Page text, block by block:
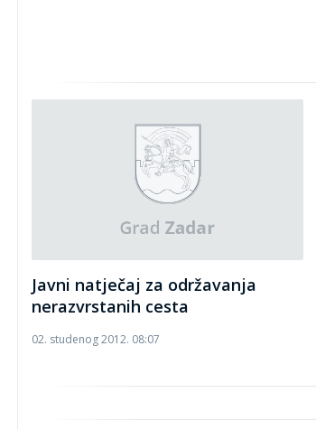
Javni natječaj za održavanja
nerazvrstanih cesta
02. studenog 2012. 08:07